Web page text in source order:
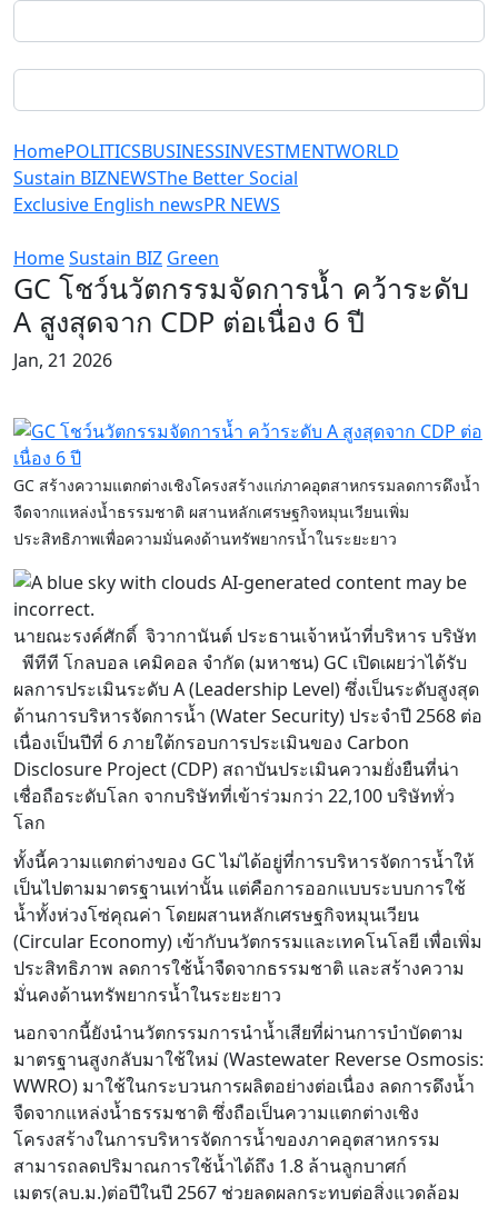
HomePOLITICSBUSINESSINVESTMENTWORLD
Sustain BIZNEWSThe Better Social
Exclusive English newsPR NEWS
HomeSustain BIZ Green
GC โชว์นวัตกรรมจัดการน้ำ คว้าระดับ
A สูงสุดจาก CDP ต่อเนื่อง 6 ปี
Jan, 21 2026
GC สร้างความแตกต่างเชิงโครงสร้างแก่ภาคอุตสาหกรรมลดการดึงน้ำ
จืดจากแหล่งน้ำธรรมชาติ ผสานหลักเศรษฐกิจหมุนเวียนเพิ่ม
ประสิทธิภาพเพื่อความมั่นคงด้านทรัพยากรน้ำในระยะยาว
นายณะรงค์ศักดิ์ จิวากานันต์ ประธานเจ้าหน้าที่บริหาร บริษัท
พีทีที โกลบอล เคมิคอล จำกัด (มหาชน) GC เปิดเผยว่าได้รับ
ผลการประเมินระดับ A (Leadership Level) ซึ่งเป็นระดับสูงสุด
ด้านการบริหารจัดการน้ำ (Water Security) ประจำปี 2568 ต่อ
เนื่องเป็นปีที่ 6 ภายใต้กรอบการประเมินของ Carbon
Disclosure Project (CDP) สถาบันประเมินความยั่งยืนที่น่า
เชื่อถือระดับโลก จากบริษัทที่เข้าร่วมกว่า 22,100 บริษัททั่ว
โลก
ทั้งนี้ความแตกต่างของ GC ไม่ได้อยู่ที่การบริหารจัดการน้ำให้
เป็นไปตามมาตรฐานเท่านั้น แต่คือการออกแบบระบบการใช้
น้ำทั้งห่วงโซ่คุณค่า โดยผสานหลักเศรษฐกิจหมุนเวียน
(Circular Economy) เข้ากับนวัตกรรมและเทคโนโลยี เพื่อเพิ่ม
ประสิทธิภาพ ลดการใช้น้ำจืดจากธรรมชาติ และสร้างความ
มั่นคงด้านทรัพยากรน้ำในระยะยาว
นอกจากนี้ยังนำนวัตกรรมการนำน้ำเสียที่ผ่านการบำบัดตาม
มาตรฐานสูงกลับมาใช้ใหม่ (Wastewater Reverse Osmosis:
WWRO) มาใช้ในกระบวนการผลิตอย่างต่อเนื่อง ลดการดึงน้ำ
จืดจากแหล่งน้ำธรรมชาติ ซึ่งถือเป็นความแตกต่างเชิง
โครงสร้างในการบริหารจัดการน้ำของภาคอุตสาหกรรม
สามารถลดปริมาณการใช้น้ำได้ถึง 1.8 ล้านลูกบาศก์
เมตร(ลบ.ม.)ต่อปีในปี 2567 ช่วยลดผลกระทบต่อสิ่งแวดล้อม